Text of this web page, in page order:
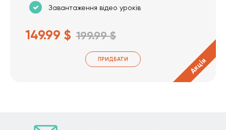
Завантаження відео уроків
149.99 $ 199.99 $
ПРИДБАТИ Акція